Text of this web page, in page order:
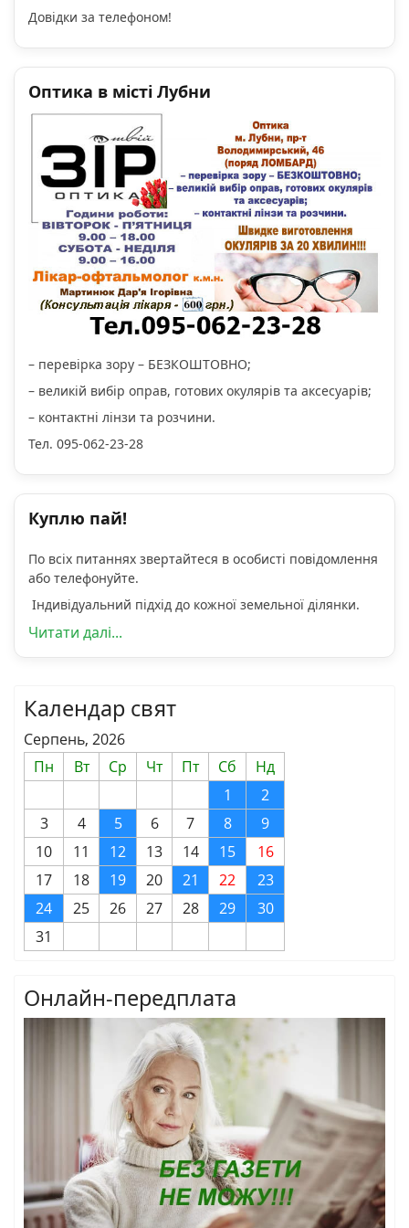
Довідки за телефоном!
Оптика в місті Лубни
– перевірка зору – БЕЗКОШТОВНО;
– великій вибір оправ, готових окулярів та аксесуарів;
– контактні лінзи та розчини.
Тел. 095-062-23-28
Куплю пай!
По всіх питаннях звертайтеся в особисті повідомлення
або телефонуйте.
Індивідуальний підхід до кожної земельної ділянки.
Читати далі...
Календар свят
Серпень, 2026
Пн
Вт Ср Чт Пт Сб
Нд
1
2
3
4 5 6 7 8
9
10
11 12 13 14 15
16
17
18 19 20 21 22
23
24
25 26 27 28 29
30
31
Онлайн-передплата